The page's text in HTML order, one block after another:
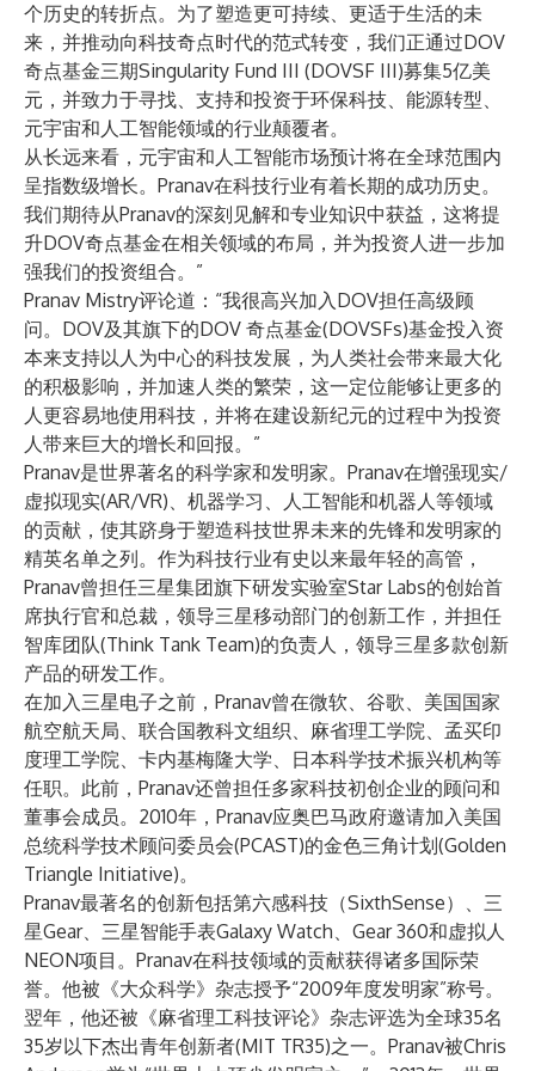
个历史的转折点。为了塑造更可持续、更适于生活的未
来，并推动向科技奇点时代的范式转变，我们正通过DOV
奇点基金三期Singularity Fund III (DOVSF III)募集5亿美
元，并致力于寻找、支持和投资于环保科技、能源转型、
元宇宙和人工智能领域的行业颠覆者。
从长远来看，元宇宙和人工智能市场预计将在全球范围内
呈指数级增长。Pranav在科技行业有着长期的成功历史。
我们期待从Pranav的深刻见解和专业知识中获益，这将提
升DOV奇点基金在相关领域的布局，并为投资人进一步加
强我们的投资组合。”
Pranav Mistry评论道：“我很高兴加入DOV担任高级顾
问。DOV及其旗下的DOV 奇点基金(DOVSFs)基金投入资
本来支持以人为中心的科技发展，为人类社会带来最大化
的积极影响，并加速人类的繁荣，这一定位能够让更多的
人更容易地使用科技，并将在建设新纪元的过程中为投资
人带来巨大的增长和回报。”
Pranav是世界著名的科学家和发明家。Pranav在增强现实/
虚拟现实(AR/VR)、机器学习、人工智能和机器人等领域
的贡献，使其跻身于塑造科技世界未来的先锋和发明家的
精英名单之列。作为科技行业有史以来最年轻的高管，
Pranav曾担任三星集团旗下研发实验室Star Labs的创始首
席执行官和总裁，领导三星移动部门的创新工作，并担任
智库团队(Think Tank Team)的负责人，领导三星多款创新
产品的研发工作。
在加入三星电子之前，Pranav曾在微软、谷歌、美国国家
航空航天局、联合国教科文组织、麻省理工学院、孟买印
度理工学院、卡内基梅隆大学、日本科学技术振兴机构等
任职。此前，Pranav还曾担任多家科技初创企业的顾问和
董事会成员。2010年，Pranav应奥巴马政府邀请加入美国
总统科学技术顾问委员会(PCAST)的金色三角计划(Golden
Triangle Initiative)。
Pranav最著名的创新包括第六感科技（SixthSense）、三
星Gear、三星智能手表Galaxy Watch、Gear 360和虚拟人
NEON项目。Pranav在科技领域的贡献获得诸多国际荣
誉。他被《大众科学》杂志授予“2009年度发明家”称号。
翌年，他还被《麻省理工科技评论》杂志评选为全球35名
35岁以下杰出青年创新者(MIT TR35)之一。Pranav被Chris